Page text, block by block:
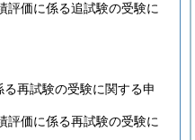
評価に係る追試験の受験に
再試験の受験に関する申
評価に係る再試験の受験に